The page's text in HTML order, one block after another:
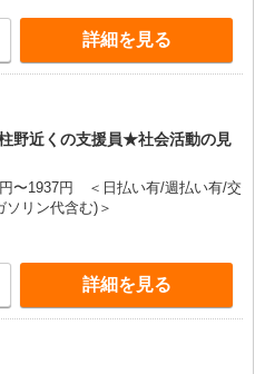
詳細を見る
野近くの支援員★社会活動の見
〜1937円 ＜日払い有/週払い有/交
ソリン代含む)＞
詳細を見る